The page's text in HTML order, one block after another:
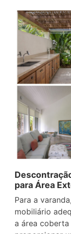
para Área
Para a
mobiliário
a área